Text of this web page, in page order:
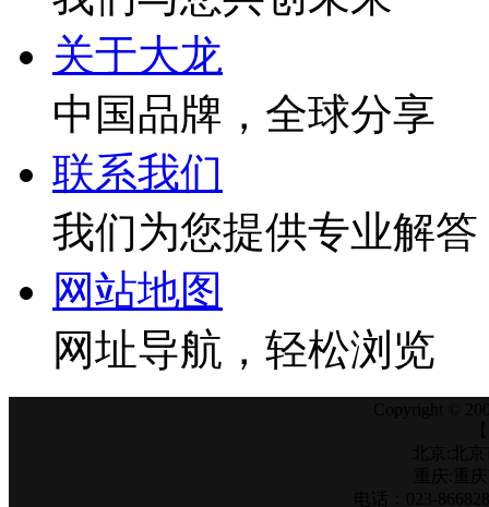
关于大龙
中国品牌，全球分享
联系我们
我们为您提供专业解答
网站地图
网址导航，轻松浏览